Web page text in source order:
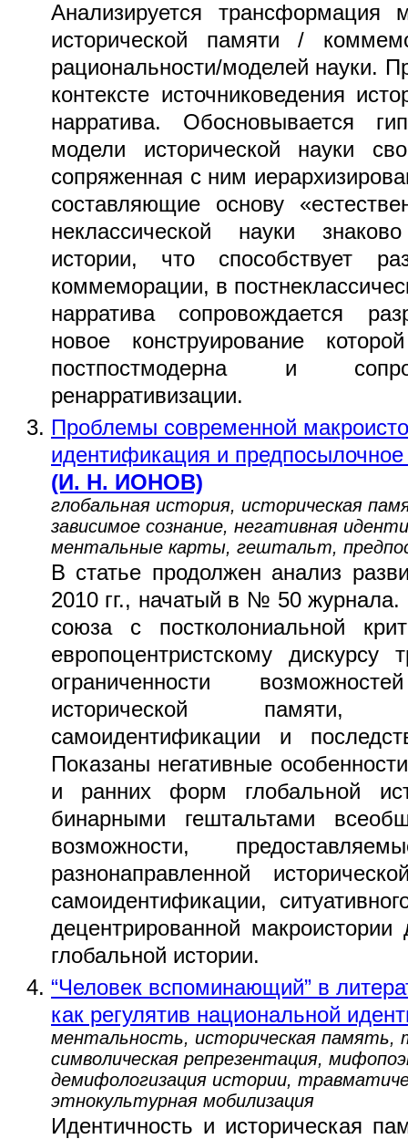
Анализируется трансформация
исторической памяти /
рациональности/моделей науки.
контексте источниковедения
нарратива. Обосновывается
модели исторической науки
сопряженная с ним
составляющие основу
неклассической науки
истории, что способствует
коммеморации, в
нарратива сопровождается
новое конструирование
постпостмодерна и
ренарративизации.
Проблемы современной
идентификация и
(И. Н. ИОНОВ)
глобальная история, историческая
зависимое сознание, негативная
ментальные карты, гештальт,
В статье продолжен анализ
2010 гг., начатый в № 50
союза с постколониальной
европоцентристскому дискурсу
ограниченности
исторической памяти,
самоидентификации и
Показаны негативные
и ранних форм глобальной
бинарными гештальтами
возможности,
разнонаправленной
самоидентификации,
децентрированной
глобальной истории.
“Человек вспоминающий” в
как регулятив национальной
ментальность, историческая память,
символическая репрезентация,
демифологизация истории,
этнокультурная мобилизация
Идентичность и историческая